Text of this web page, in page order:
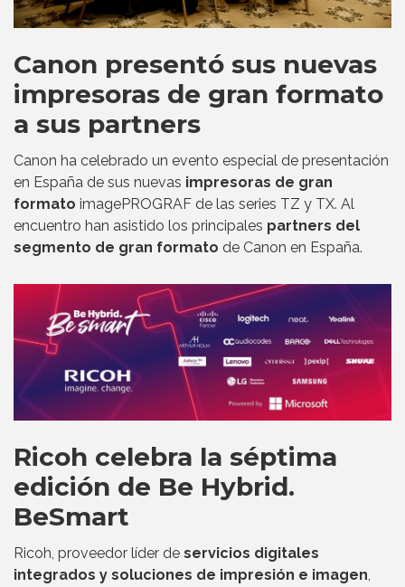
Canon presentó sus nuevas
impresoras de gran formato
a sus partners
Canon ha celebrado un evento especial de presentación
en España de sus nuevas impresoras de gran
formato imagePROGRAF de las series TZ y TX. Al
encuentro han asistido los principales partners del
segmento de gran formato de Canon en España.
Ricoh celebra la séptima
edición de Be Hybrid.
BeSmart
Ricoh, proveedor líder de servicios digitales
integrados y soluciones de impresión e imagen,